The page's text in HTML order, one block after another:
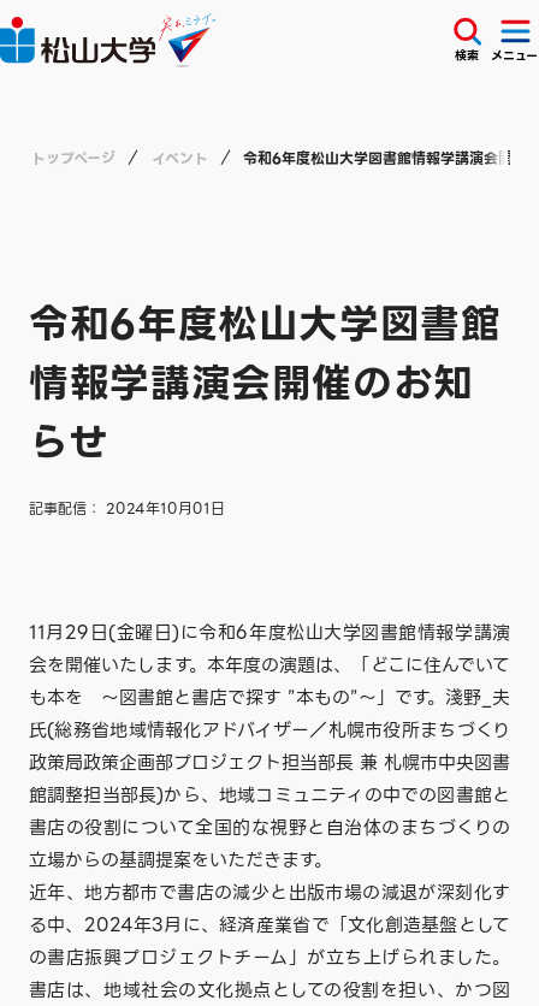
検索 メニュー
トップページ イベント 令和6年度松山大学図書館情報学講演会開催
令和6年度松山大学図書館
情報学講演会開催のお知
らせ
記事配信： 2024年10月01日
11月29日(金曜日)に令和6年度松山大学図書館情報学講演
会を開催いたします。本年度の演題は、「どこに住んでいて
も本を ～図書館と書店で探す ”本もの”～」です。淺野_夫
氏(総務省地域情報化アドバイザー／札幌市役所まちづくり
政策局政策企画部プロジェクト担当部長 兼 札幌市中央図書
館調整担当部長)から、地域コミュニティの中での図書館と
書店の役割について全国的な視野と自治体のまちづくりの
立場からの基調提案をいただきます。
近年、地方都市で書店の減少と出版市場の減退が深刻化す
る中、2024年3月に、経済産業省で「文化創造基盤として
の書店振興プロジェクトチーム」が立ち上げられました。
書店は、地域社会の文化拠点としての役割を担い、かつ図